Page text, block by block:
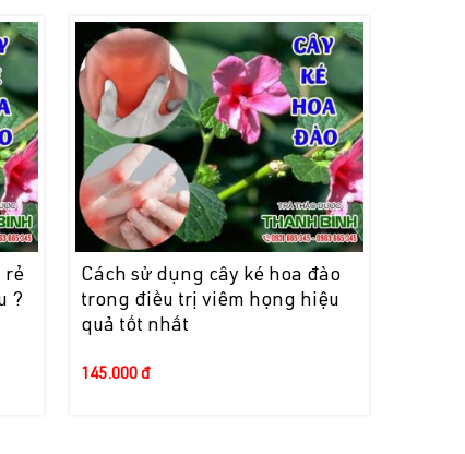
rẻ
?
Cách sử dụng cây ké hoa đào
trong điều trị viêm họng hiệu
quả tốt nhất
145.000 đ